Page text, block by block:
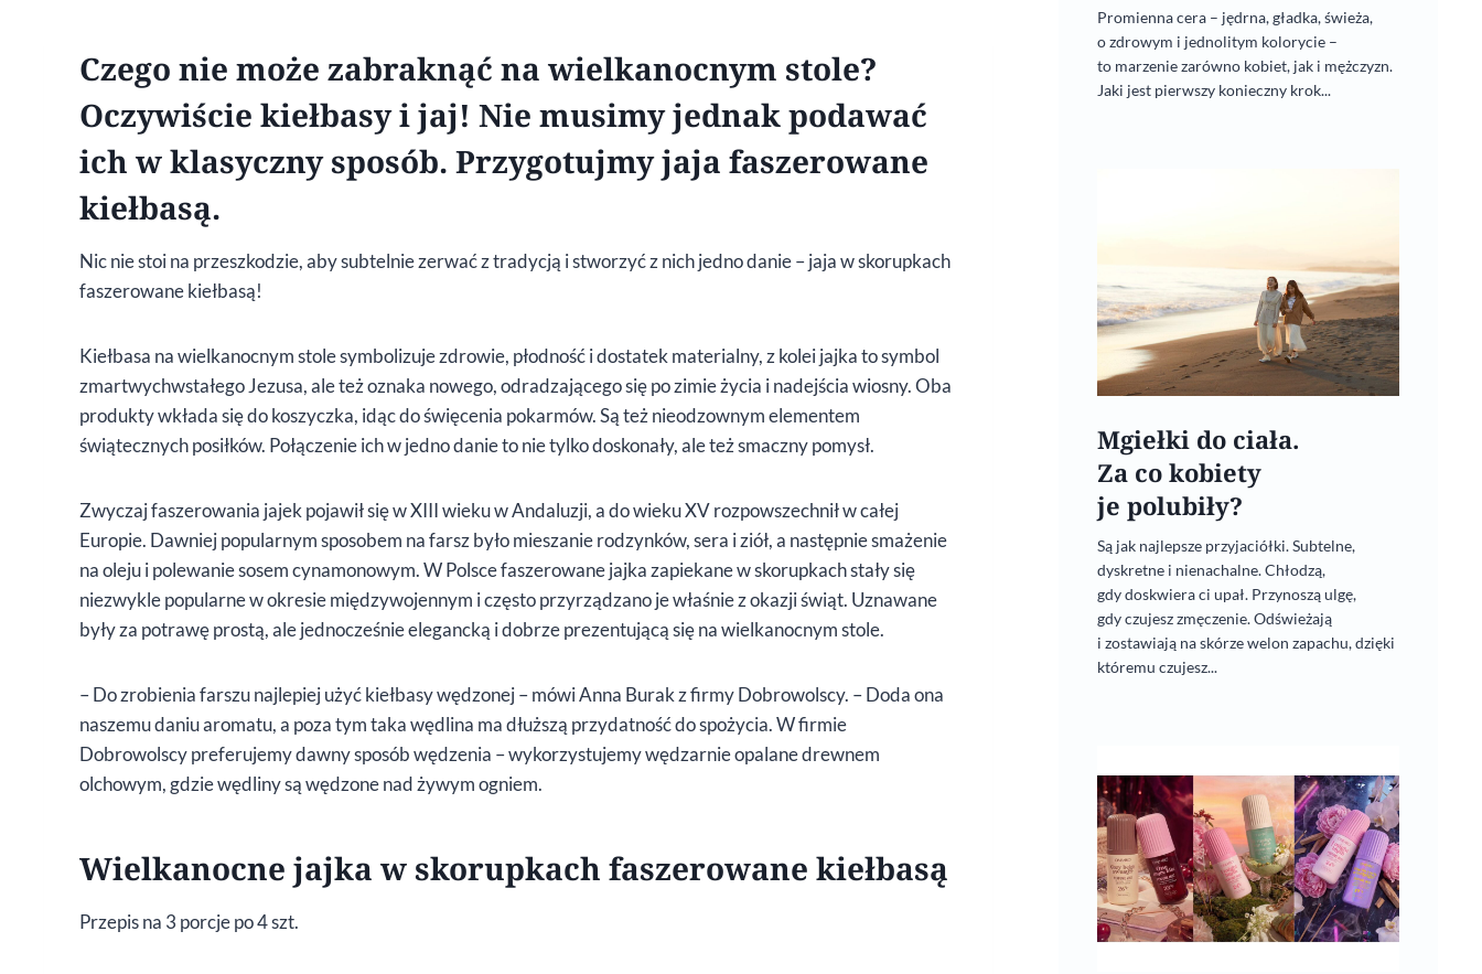
Czego nie może zabraknąć na wielkanocnym stole?
Oczywiście kiełbasy i jaj! Nie musimy jednak podawać
ich w klasyczny sposób. Przygotujmy jaja faszerowane
kiełbasą.
Nic nie stoi na przeszkodzie, aby subtelnie zerwać z tradycją i stworzyć z nich jedno danie – jaja w skorupkach
faszerowane kiełbasą!
Kiełbasa na wielkanocnym stole symbolizuje zdrowie, płodność i dostatek materialny, z kolei jajka to symbol
zmartwychwstałego Jezusa, ale też oznaka nowego, odradzającego się po zimie życia i nadejścia wiosny. Oba
produkty wkłada się do koszyczka, idąc do święcenia pokarmów. Są też nieodzownym elementem
świątecznych posiłków. Połączenie ich w jedno danie to nie tylko doskonały, ale też smaczny pomysł.
Zwyczaj faszerowania jajek pojawił się w XIII wieku w Andaluzji, a do wieku XV rozpowszechnił w całej
Europie. Dawniej popularnym sposobem na farsz było mieszanie rodzynków, sera i ziół, a następnie smażenie
na oleju i polewanie sosem cynamonowym. W Polsce faszerowane jajka zapiekane w skorupkach stały się
niezwykle popularne w okresie międzywojennym i często przyrządzano je właśnie z okazji świąt. Uznawane
były za potrawę prostą, ale jednocześnie elegancką i dobrze prezentującą się na wielkanocnym stole.
– Do zrobienia farszu najlepiej użyć kiełbasy wędzonej – mówi Anna Burak z firmy Dobrowolscy. – Doda ona
naszemu daniu aromatu, a poza tym taka wędlina ma dłuższą przydatność do spożycia. W firmie
Dobrowolscy preferujemy dawny sposób wędzenia – wykorzystujemy wędzarnie opalane drewnem
olchowym, gdzie wędliny są wędzone nad żywym ogniem.
Wielkanocne jajka w skorupkach faszerowane kiełbasą
Przepis na 3 porcje po 4 szt.
Promienna cera – jędrna, gładka, świeża,
o zdrowym i jednolitym kolorycie –
to marzenie zarówno kobiet, jak i mężczyzn.
Jaki jest pierwszy konieczny krok...
Mgiełki do ciała.
Za co kobiety
je polubiły?
Są jak najlepsze przyjaciółki. Subtelne,
dyskretne i nienachalne. Chłodzą,
gdy doskwiera ci upał. Przynoszą ulgę,
gdy czujesz zmęczenie. Odświeżają
i zostawiają na skórze welon zapachu, dzięki
któremu czujesz...